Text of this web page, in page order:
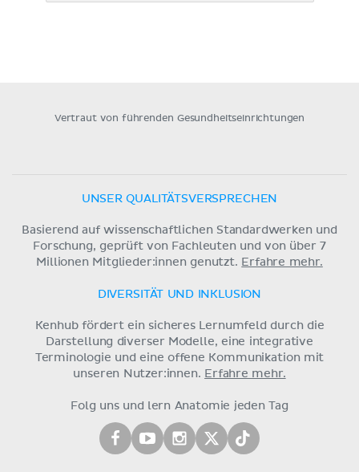
Vertraut von führenden Gesundheitseinrichtungen
UNSER QUALITÄTSVERSPRECHEN
Basierend auf wissenschaftlichen Standardwerken und
Forschung, geprüft von Fachleuten und von über 7
Millionen Mitglieder:innen genutzt. Erfahre mehr.
DIVERSITÄT UND INKLUSION
Kenhub fördert ein sicheres Lernumfeld durch die
Darstellung diverser Modelle, eine integrative
Terminologie und eine offene Kommunikation mit
unseren Nutzer:innen. Erfahre mehr.
Folg uns und lern Anatomie jeden Tag